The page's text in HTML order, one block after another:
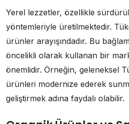
Yerel lezzetler, özellikle
yöntemleriyle üretilmektedir.
ürünler arayışındadır. Bu
öncelikli olarak kullanan bir
önemlidir. Örneğin, geleneksel
ürünleri modernize ederek
geliştirmek adına faydalı olabilir.